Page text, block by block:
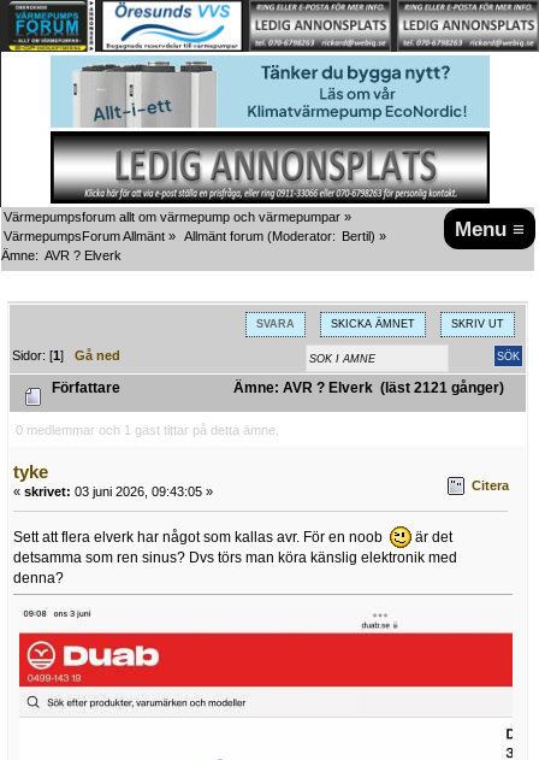
Menu ≡
Värmepumpsforum allt om värmepump och värmepumpar »
VärmepumpsForum Allmänt » Allmänt forum (Moderator: Bertil) »
Ämne: AVR ? Elverk
SVARA SKICKA ÄMNET SKRIV UT
Sidor: [1]Gå ned
Författare Ämne: AVR ? Elverk (läst 2121 gånger)
0 medlemmar och 1 gäst tittar på detta ämne.
tyke
« skrivet: 03 juni 2026, 09:43:05 » Citera
Sett att flera elverk har något som kallas avr. För en noob
är det
detsamma som ren sinus? Dvs törs man köra känslig elektronik med
denna?